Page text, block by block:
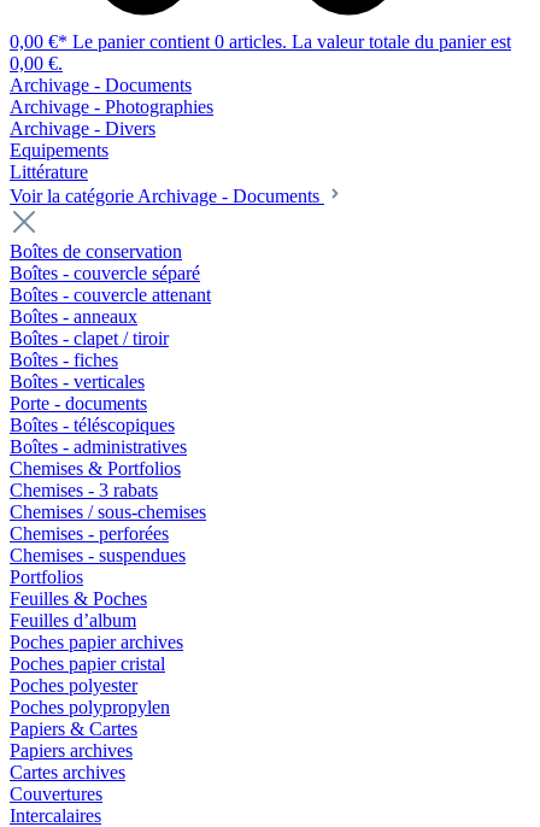
0,00 €* Le panier contient 0 articles. La valeur totale du panier est
0,00 €.
Archivage - Documents
Archivage - Photographies
Archivage - Divers
Equipements
Littérature
Voir la catégorie Archivage - Documents
Boîtes de conservation
Boîtes - couvercle séparé
Boîtes - couvercle attenant
Boîtes - anneaux
Boîtes - clapet / tiroir
Boîtes - fiches
Boîtes - verticales
Porte - documents
Boîtes - téléscopiques
Boîtes - administratives
Chemises & Portfolios
Chemises - 3 rabats
Chemises / sous-chemises
Chemises - perforées
Chemises - suspendues
Portfolios
Feuilles & Poches
Feuilles d’album
Poches papier archives
Poches papier cristal
Poches polyester
Poches polypropylen
Papiers & Cartes
Papiers archives
Cartes archives
Couvertures
Intercalaires